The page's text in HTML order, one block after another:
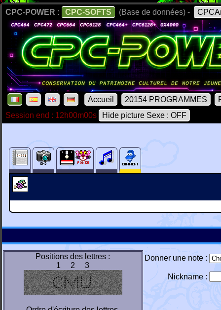
CPC-POWER : CPC-SOFTS (Base de données) -
Accueil 20154 PROGRAMMES
Session end : 12h00m00s
Hide picture Sexe : OFF
Positions des lettres :
1 2 3
Donner une note :
Nickname :